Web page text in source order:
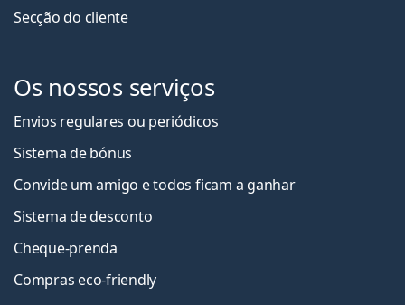
Secção do cliente
Os nossos serviços
Envios regulares ou periódicos
Sistema de bónus
Convide um amigo e todos ficam a ganhar
Sistema de desconto
Cheque-prenda
Compras eco-friendly